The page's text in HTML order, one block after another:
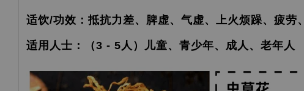
适饮/功效：抵抗力差、脾虚、气虚、上火烦躁、疲劳
适用人士：（3 - 5人）儿童、青少年、成人、老年人